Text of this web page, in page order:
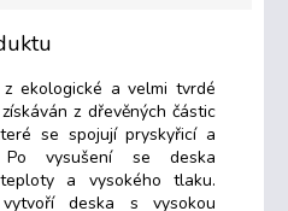
ekologické a velmi tvrdé
z dřevěných částic
se spojují pryskyřicí a
Po vysušení se deska
a vysokého tlaku.
deska s vysokou